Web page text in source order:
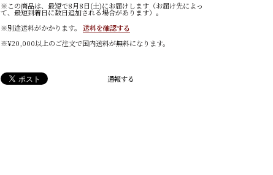
※この商品は、最短で8月8日(土)にお届けします（お届け先によっ
て、最短到着日に数日追加される場合があります）。
※別途送料がかかります。
送料を確認する
※¥20,000以上のご注文で国内送料が無料になります。
通報する